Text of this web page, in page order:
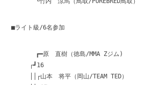
■ライト級/6名参加
┏━原 直樹（徳島/MMA Zジム)
┌┛16
││┌山本 将平（岡山/TEAM TED）